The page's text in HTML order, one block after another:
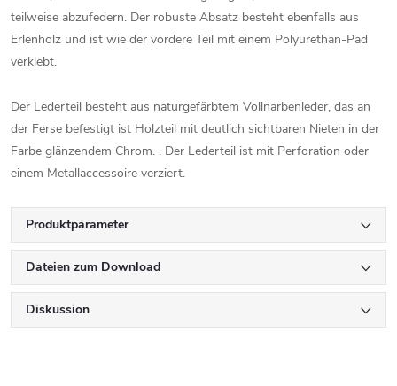
teilweise abzufedern. Der robuste Absatz besteht ebenfalls aus
Erlenholz und ist wie der vordere Teil mit einem Polyurethan-Pad
verklebt.
Der Lederteil besteht aus naturgefärbtem Vollnarbenleder, das an
der Ferse befestigt ist Holzteil mit deutlich sichtbaren Nieten in der
Farbe glänzendem Chrom. . Der Lederteil ist mit Perforation oder
einem Metallaccessoire verziert.
Produktparameter
Dateien zum Download
Diskussion